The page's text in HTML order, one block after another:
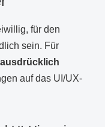
für den
sein. Für
ausdrücklich
auf das UI/UX-